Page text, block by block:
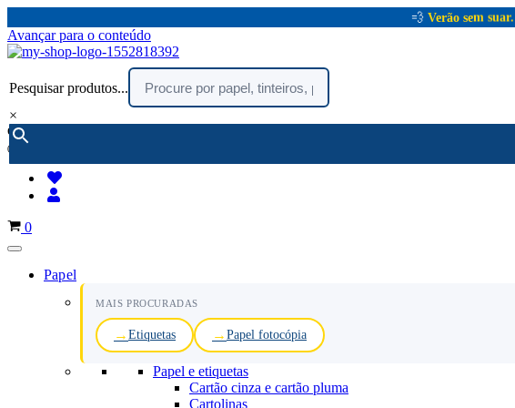
💨 Verão sem suar.
Avançar para o conteúdo
Pesquisar produtos...
×
encomendar por telefone :
(chamada rede fixa nacional)
Carrinho
0
Papel
MAIS PROCURADAS
Etiquetas Papel fotocópia
Papel e etiquetas
Cartão cinza e cartão pluma
Cartolinas